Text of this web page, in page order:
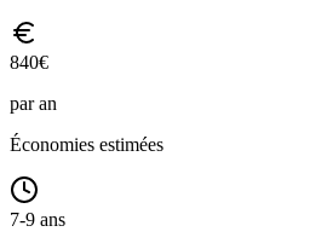
840€
par an
Économies estimées
7-9 ans